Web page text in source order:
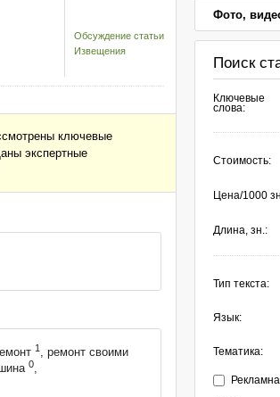
Фото,
Поиск
Ключевые
слова:
Стоимость:
Цена/1000
Длина, зн.:
Тип текста:
Язык:
Тематика:
Обсуждение статьи
Извещения
ключевые
экспертные
1, ремонт своими
0,